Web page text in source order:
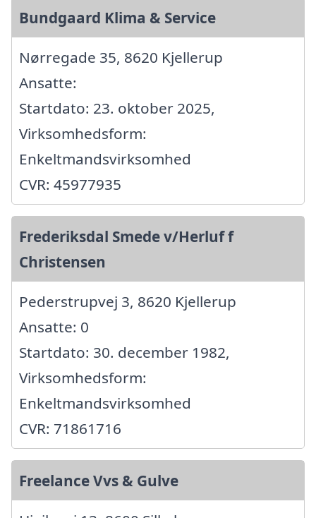
Bundgaard Klima & Service
Nørregade 35, 8620 Kjellerup
Ansatte:
Startdato: 23. oktober 2025,
Virksomhedsform:
Enkeltmandsvirksomhed
CVR: 45977935
Frederiksdal Smede v/Herluf f
Christensen
Pederstrupvej 3, 8620 Kjellerup
Ansatte: 0
Startdato: 30. december 1982,
Virksomhedsform:
Enkeltmandsvirksomhed
CVR: 71861716
Freelance Vvs & Gulve